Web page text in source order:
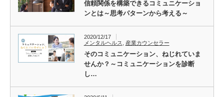
信頼関係を構築できるコミュニケーショ
ンとは～思考パターンから考える～
2020/12/17
メンタルヘルス
産業カウンセラー
そのコミュニケーション、ねじれていま
せんか？～コミュニケーションを診断
し…